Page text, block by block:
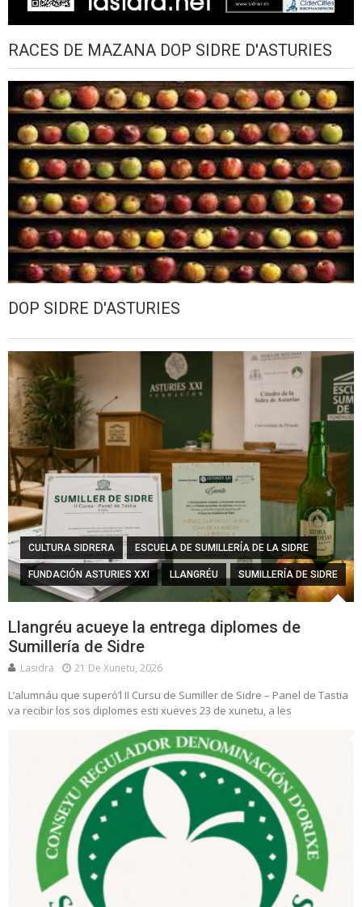
RACES DE MAZANA DOP SIDRE D'ASTURIES
DOP SIDRE D'ASTURIES
CULTURA SIDRERA ESCUELA DE SUMILLERÍA DE LA SIDRE
FUNDACIÓN ASTURIES XXI LLANGRÉU SUMILLERÍA DE SIDRE
Llangréu acueye la entrega diplomes de
Sumillería de Sidre
Lasidra 21 De Xunetu, 2026
L’alumnáu que superó’l II Cursu de Sumiller de Sidre – Panel de Tastia
va recibir los sos diplomes esti xueves 23 de xunetu, a les